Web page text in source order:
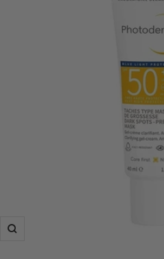
Zoom